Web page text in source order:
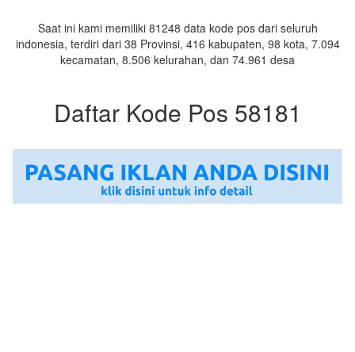
Saat ini kami memiliki 81248 data kode pos dari seluruh
indonesia, terdiri dari 38 Provinsi, 416 kabupaten, 98 kota, 7.094
kecamatan, 8.506 kelurahan, dan 74.961 desa
Daftar Kode Pos 58181